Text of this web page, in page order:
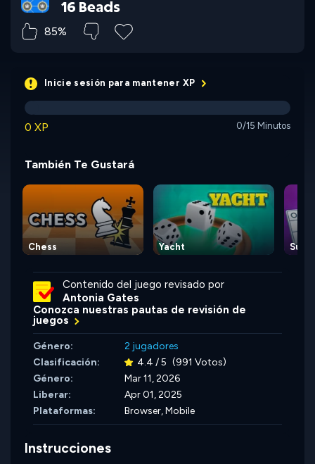
16 Beads
85%
Inicie sesión para mantener XP
0 XP 0/15 Minutos
También Te Gustará
Chess Yacht
Contenido del juego revisado por
Antonia Gates
Conozca nuestras pautas de revisión de
juegos
Género:
2 jugadores
Clasificación:
4.4 / 5 (991 Votos)
Género:
Mar 11, 2026
Liberar:
Apr 01, 2025
Plataformas:
Browser, Mobile
Instrucciones